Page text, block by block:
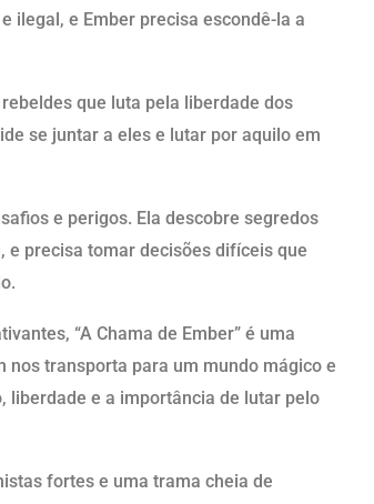
ilegal, e Ember precisa escondê-la a
que luta pela liberdade dos
se juntar a eles e lutar por aquilo em
e perigos. Ela descobre segredos
e precisa tomar decisões difíceis que
“A Chama de Ember” é uma
nos transporta para um mundo mágico e
liberdade e a importância de lutar pelo
fortes e uma trama cheia de